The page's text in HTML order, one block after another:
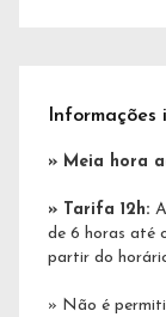
Informações
» Meia hora
» Tarifa 12h:
de 6 horas até
partir do
​» Não é